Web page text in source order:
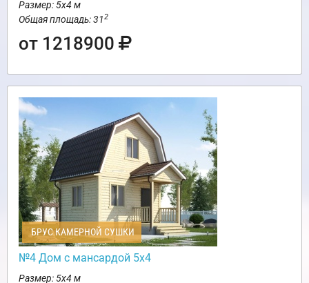
Размер: 5х4 м
Общая площадь: 312
от 1218900
БРУС КАМЕРНОЙ СУШКИ
№4 Дом с мансардой 5х4
Размер: 5х4 м